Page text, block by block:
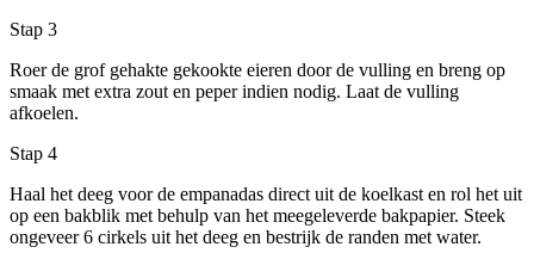
Stap 3
Roer de grof gehakte gekookte eieren door de vulling en breng op
smaak met extra zout en peper indien nodig. Laat de vulling
afkoelen.
Stap 4
Haal het deeg voor de empanadas direct uit de koelkast en rol het uit
op een bakblik met behulp van het meegeleverde bakpapier. Steek
ongeveer 6 cirkels uit het deeg en bestrijk de randen met water.